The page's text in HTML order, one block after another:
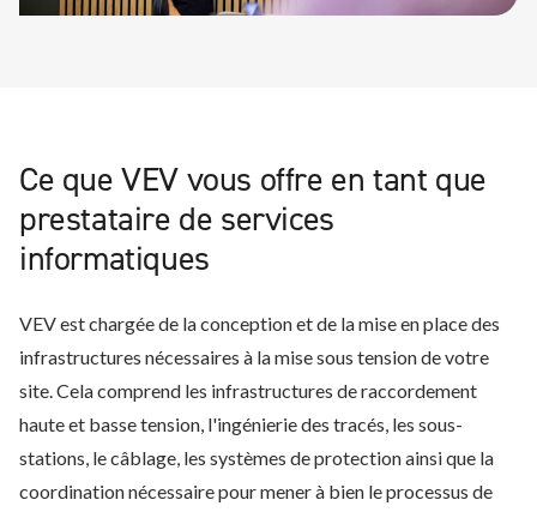
Ce que VEV vous offre en tant que
prestataire de services
informatiques
VEV est chargée de la conception et de la mise en place des
infrastructures nécessaires à la mise sous tension de votre
site. Cela comprend les infrastructures de raccordement
haute et basse tension, l'ingénierie des tracés, les sous-
stations, le câblage, les systèmes de protection ainsi que la
coordination nécessaire pour mener à bien le processus de